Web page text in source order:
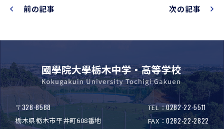
前の記事 次の記事
〒328-8588
栃木県栃木市平井町608番地
TEL：0282-22-5511
FAX：0282-22-2822